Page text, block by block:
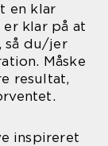
en klar
klar på at
så du/jer
Måske
resultat,
inspireret